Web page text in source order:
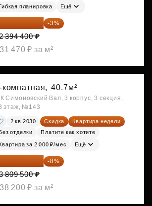
планировка Ещё
722 568 ₽ -3%
394 400 ₽
470 ₽ за м²
комнатная, 40.7м²
Симоновский Вал, 3 корпус, 3 секция,
этаж, №143
2 кв 2030 Скидка
Квартира недели
отделки
Платите как хотите
за 2 000 ₽/мес Ещё
904 740 ₽ -8%
809 500 ₽
200 ₽ за м²